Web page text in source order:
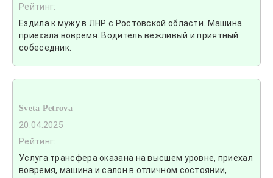
Рейтинг:
Ездила к мужу в ЛНР с Ростовской области. Машина
приехала вовремя. Водитель вежливый и приятный
собеседник.
Sveta Petrova
20.04.2025
Рейтинг:
Услуга трансфера оказана на высшем уровне, приехал
вовремя, машина и салон в отличном состоянии,